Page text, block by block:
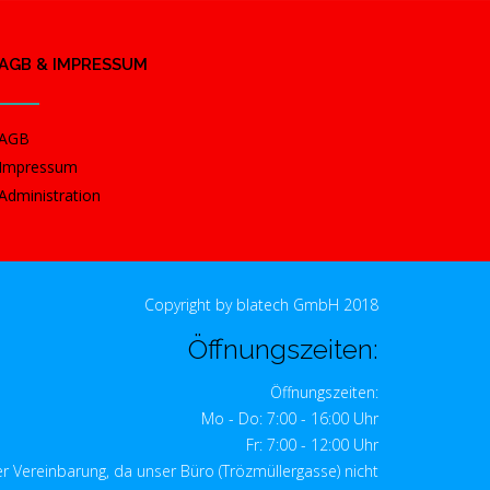
& IMPRESSUM
Impressum
Copyright by blatech GmbH 2018
Öffnungszeiten:
Öffnungszeiten:
Mo - Do: 7:00 - 16:00 Uhr
Fr: 7:00 - 12:00 Uhr
Vereinbarung, da unser Büro (Trözmüllergasse) nicht